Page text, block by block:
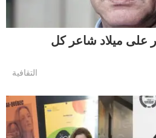
على ميلاد شاعر كل
التقافية